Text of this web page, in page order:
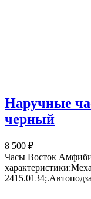
Наручные
черный
8 500 ₽
Часы Восток